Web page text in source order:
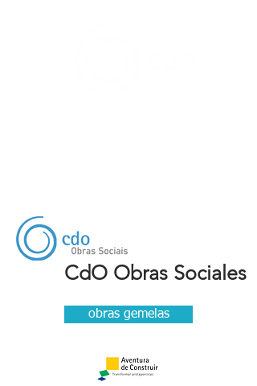
CdO Obras Sociales
obras gemelas